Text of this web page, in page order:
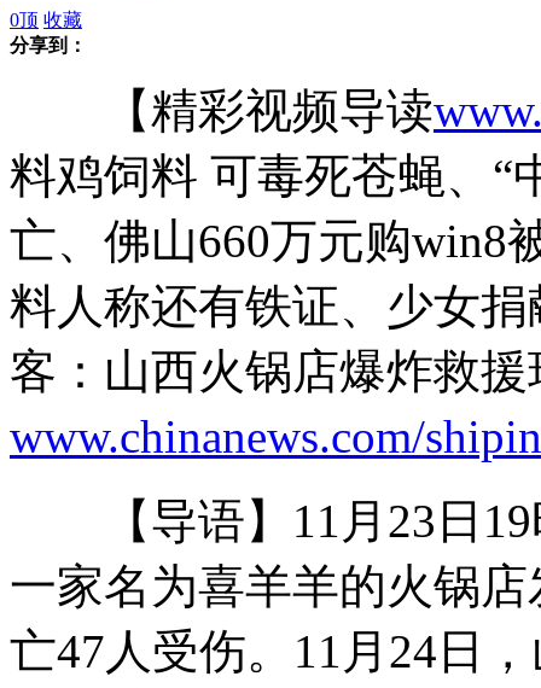
少女捐赠器官 卫生部副部长亲自操刀
山西火锅店爆炸目击者：玻璃瞬间震碎
播客：拜金女高唱《要嫁就嫁有钱郎》
0顶 收藏
分享到：
【精彩视频导读
料鸡饲料 可毒死苍蝇、“
亡、佛山660万元购win8
料人称还有铁证、少女
客：山西火锅店爆炸救援
www.chinanews.com/
【导语】11月23日19
一家名为喜羊羊的火锅
亡47人受伤。11月24日